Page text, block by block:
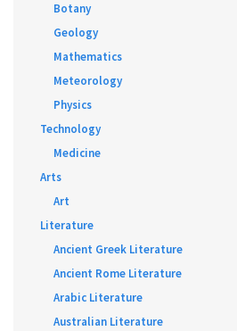
Botany
Geology
Mathematics
Meteorology
Physics
Technology
Medicine
Arts
Art
Literature
Ancient Greek Literature
Ancient Rome Literature
Arabic Literature
Australian Literature